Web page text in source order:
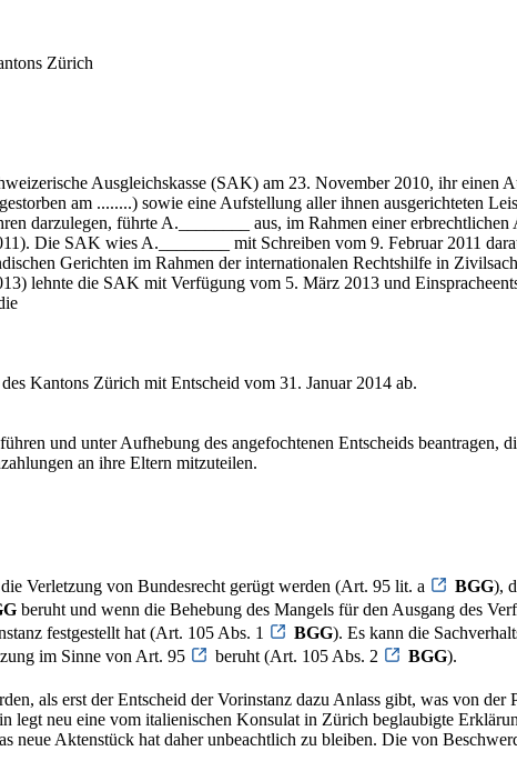
Zürich
Ausgleichskasse (SAK) am 23. November 2010, ihr
am ........) sowie eine Aufstellung aller ihnen ausgerichteten
darzulegen, führte A.________ aus, im Rahmen einer
Die SAK wies A.________ mit Schreiben vom 9. Februar 2011
Gerichten im Rahmen der internationalen Rechtshilfe in
lehnte die SAK mit Verfügung vom 5. März 2013 und
Kantons Zürich mit Entscheid vom 31. Januar 2014 ab.
und unter Aufhebung des angefochtenen Entscheids beantragen,
an ihre Eltern mitzuteilen.
Verletzung von Bundesrecht gerügt werden (Art. 95 lit. a BGG),
beruht und wenn die Behebung des Mangels für den Ausgang des
festgestellt hat (Art. 105 Abs. 1
BGG). Es kann die
im Sinne von Art. 95
beruht (Art. 105 Abs. 2 BGG).
als erst der Entscheid der Vorinstanz dazu Anlass gibt, was von der
legt neu eine vom italienischen Konsulat in Zürich beglaubigte
neue Aktenstück hat daher unbeachtlich zu bleiben. Die von